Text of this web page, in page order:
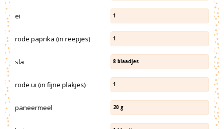
ei 1
rode paprika (in reepjes) 1
sla 8 blaadjes
rode ui (in fijne plakjes) 1
paneermeel 20 g